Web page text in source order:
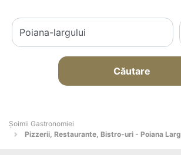
Căutare
Șoimii Gastronomiei
Pizzerii, Restaurante, Bistro-uri - Poiana